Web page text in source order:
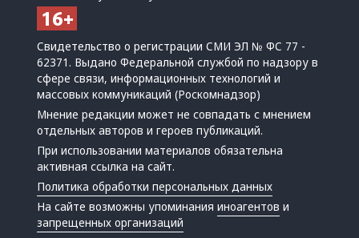
Свидетельство о регистрации СМИ ЭЛ № ФС 77 -
62371. Выдано Федеральной службой по надзору в
сфере связи, информационных технологий и
массовых коммуникаций (Роскомнадзор)
Мнение редакции может не совпадать с мнением
отдельных авторов и героев публикаций.
При использовании материалов обязательна
активная ссылка на сайт.
Политика обработки персональных данных
На сайте возможны упоминанияиноагентов и
запрещенных организаций